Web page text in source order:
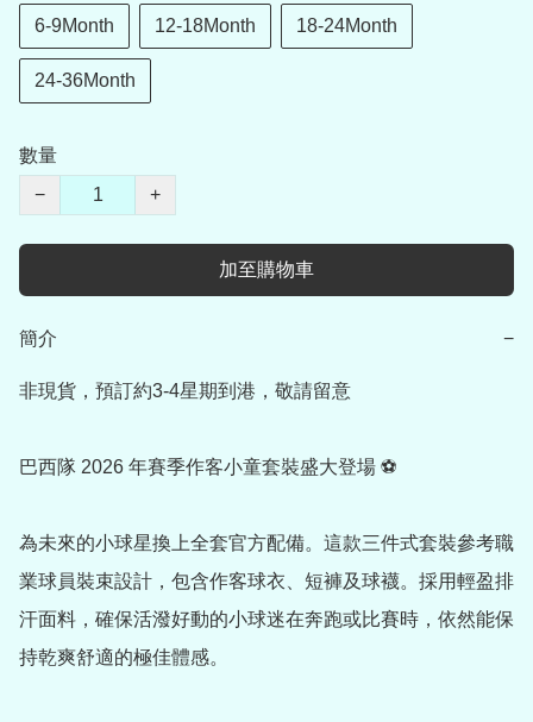
6-9Month 12-18Month 18-24Month
24-36Month
數量
−
+
加至購物車
簡介 −
非現貨，預訂約3-4星期到港，敬請留意
巴西隊 2026 年賽季作客小童套裝盛大登場 ⚽
為未來的小球星換上全套官方配備。這款三件式套裝參考職
業球員裝束設計，包含作客球衣、短褲及球襪。採用輕盈排
汗面料，確保活潑好動的小球迷在奔跑或比賽時，依然能保
持乾爽舒適的極佳體感。